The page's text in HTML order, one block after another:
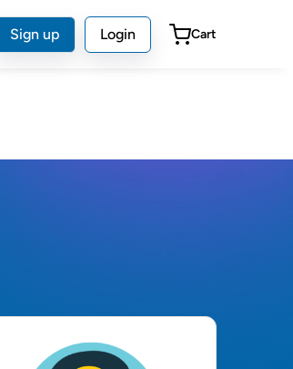
Sign up Login Cart